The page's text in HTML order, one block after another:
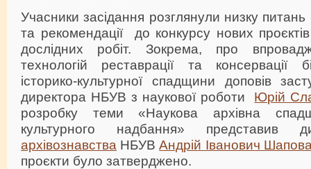
Учасники засідання розглянули низку
та рекомендації до конкурсу нових
дослідних робіт. Зокрема, про
технологій реставрації та консервації
історико-культурної спадщини доповів
директора НБУВ з наукової роботи Юрій
розробку теми «Наукова архівна
культурного надбання» представив
архівознавства НБУВАндрій Іванович
проєкти було затверджено.